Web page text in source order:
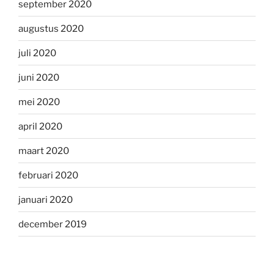
september 2020
augustus 2020
juli 2020
juni 2020
mei 2020
april 2020
maart 2020
februari 2020
januari 2020
december 2019